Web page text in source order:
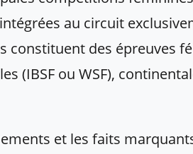
au circuit
constituent des épreuves
(IBSF ou WSF),
et les faits